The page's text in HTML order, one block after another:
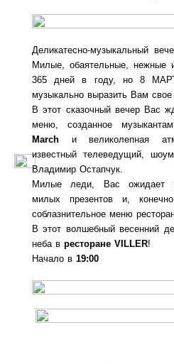
Деликатесно-музыкальный
Милые, обаятельные,
365 дней в году, но 8
музыкально выразить Вам свое
В этот сказочный вечер Вас
меню, созданное
March и великолепная
известный телеведущий,
Владимир Остапчук.
Милые леди, Вас ожидает
милых презентов и,
соблазнительное меню
В этот волшебный весенний
неба вресторане VILLER!
Начало в19:00